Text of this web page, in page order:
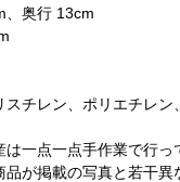
、奥行 13cm
チレン、ポリエチレン
一点一点手作業で行っ
品が掲載の写真と若干異